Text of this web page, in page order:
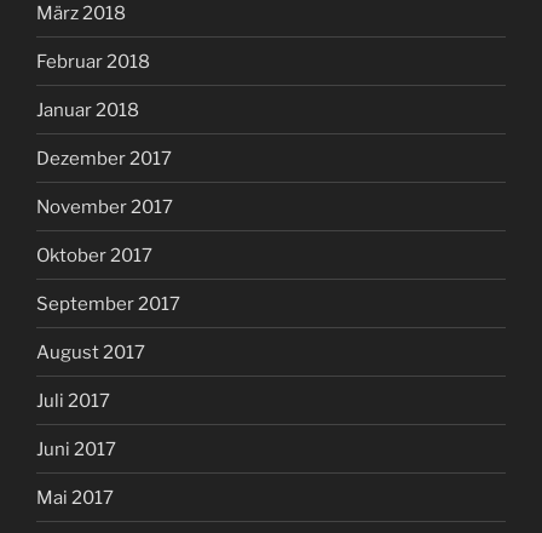
März 2018
Februar 2018
Januar 2018
Dezember 2017
November 2017
Oktober 2017
September 2017
August 2017
Juli 2017
Juni 2017
Mai 2017